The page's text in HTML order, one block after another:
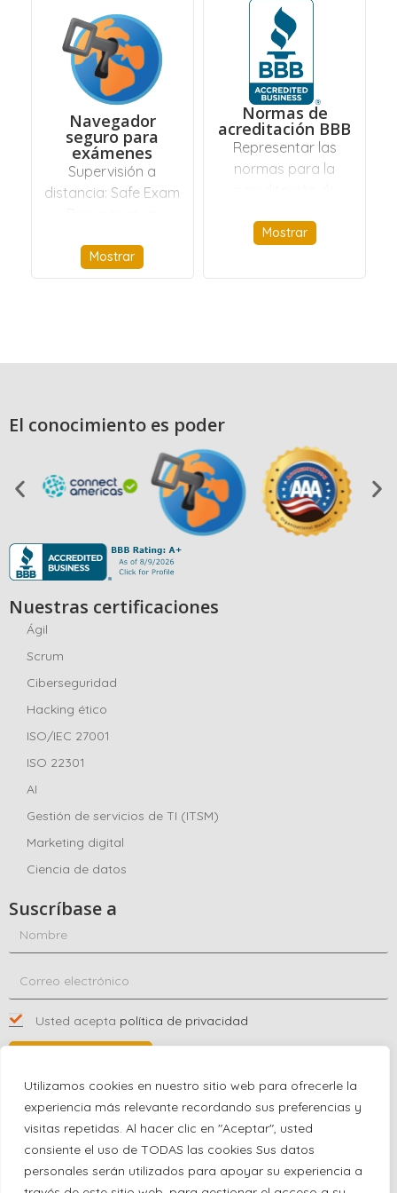
Utilizamos cookies en nuestro sitio web para ofrecerle la
experiencia más relevante recordando sus preferencias y
visitas repetidas. Al hacer clic en "Aceptar", usted
consiente el uso de TODAS las cookies Sus datos
personales serán utilizados para apoyar su experiencia a
de sus
acreditaciones.
en CertJoin.
Navegador
seguro para
exámenes
Supervisión a
distancia: Safe Exam
navegador web para
realizar evaluaciones
cualquier ordenador
en una estación de
trabajo segura.
Controla el acceso a
recursos como
sistema, otros sitios
web y aplicaciones, e
impide que se utilicen
Mostrar
Normas de
acreditación BBB
Representar las
normas para la
BBB en Norteamérica.
Mostrar
El conocimiento es poder
Nuestras certificaciones
Ágil
Scrum
Ciberseguridad
Hacking ético
ISO/IEC 27001
ISO 22301
AI
Gestión de servicios de TI (ITSM)
Marketing digital
Ciencia de datos
Suscríbase a
Usted acepta política de privacidad
Póngase en contacto con nosotros
+1 (863) 591-0316
+1 (866) 480-9591